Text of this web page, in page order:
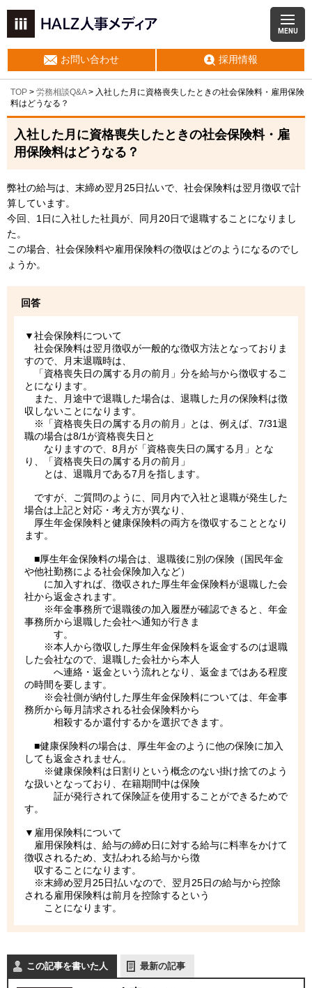
MENU
お問い合わせ 採用情報
TOP > 労務相談Q&A> 入社した月に資格喪失したときの社会保険料・雇用保険
料はどうなる？
入社した月に資格喪失したときの社会保険料・雇
用保険料はどうなる？
弊社の給与は、末締め翌月25日払いで、社会保険料は翌月徴収で計
算しています。
今回、1日に入社した社員が、同月20日で退職することになりまし
た。
この場合、社会保険料や雇用保険料の徴収はどのようになるのでし
ょうか。
回答
▼社会保険料について
社会保険料は翌月徴収が一般的な徴収方法となっておりま
すので、月末退職時は、
「資格喪失日の属する月の前月」分を給与から徴収するこ
とになります。
また、月途中で退職した場合は、退職した月の保険料は徴
収しないことになります。
※「資格喪失日の属する月の前月」とは、例えば、7/31退
職の場合は8/1が資格喪失日と
なりますので、8月が「資格喪失日の属する月」とな
り、「資格喪失日の属する月の前月」
とは、退職月である7月を指します。
ですが、ご質問のように、同月内で入社と退職が発生した
場合は上記と対応・考え方が異なり、
厚生年金保険料と健康保険料の両方を徴収することとなり
ます。
■厚生年金保険料の場合は、退職後に別の保険（国民年金
や他社勤務による社会保険加入など）
に加入すれば、徴収された厚生年金保険料が退職した会
社から返金されます。
※年金事務所で退職後の加入履歴が確認できると、年金
事務所から退職した会社へ通知が行きま
す。
※本人から徴収した厚生年金保険料を返金するのは退職
した会社なので、退職した会社から本人
へ連絡・返金という流れとなり、返金まではある程度
の時間を要します。
※会社側が納付した厚生年金保険料については、年金事
務所から毎月請求される社会保険料から
相殺するか還付するかを選択できます。
■健康保険料の場合は、厚生年金のように他の保険に加入
しても返金されません。
※健康保険料は日割りという概念のない掛け捨てのよう
な扱いとなっており、在籍期間中は保険
証が発行されて保険証を使用することができるためで
す。
▼雇用保険料について
雇用保険料は、給与の締め日に対する給与に料率をかけて
徴収されるため、支払われる給与から徴
収することになります。
※末締め翌月25日払いなので、翌月25日の給与から控除
される雇用保険料は前月を控除するという
ことになります。
この記事を書いた人 最新の記事